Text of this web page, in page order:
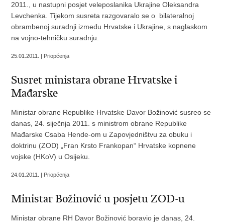
2011., u nastupni posjet veleposlanika Ukrajine Oleksandra
Levchenka. Tijekom susreta razgovaralo se o bilateralnoj
obrambenoj suradnji između Hrvatske i Ukrajine, s naglaskom
na vojno-tehničku suradnju.
25.01.2011. | Priopćenja
Susret ministara obrane Hrvatske i
Mađarske
Ministar obrane Republike Hrvatske Davor Božinović susreo se
danas, 24. siječnja 2011. s ministrom obrane Republike
Mađarske Csaba Hende-om u Zapovjedništvu za obuku i
doktrinu (ZOD) „Fran Krsto Frankopan“ Hrvatske kopnene
vojske (HKoV) u Osijeku.
24.01.2011. | Priopćenja
Ministar Božinović u posjetu ZOD-u
Ministar obrane RH Davor Božinović boravio je danas, 24.